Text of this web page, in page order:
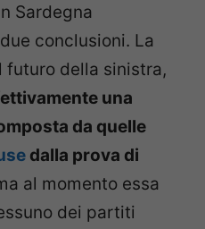
Sardegna
conclusioni. La
futuro della sinistra,
una
da quelle
dalla prova di
al momento essa
dei partiti